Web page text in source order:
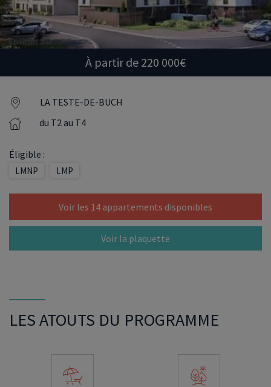
À partir de 220 000€
LA TESTE-DE-BUCH
du T2 au T4
Éligible :
LMNP LMP
Voir les 14 appartements disponibles
Voir la plaquette
LES ATOUTS DU PROGRAMME